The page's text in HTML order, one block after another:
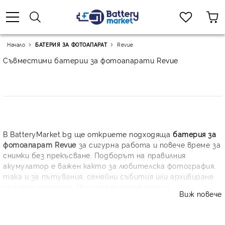
Начало БАТЕРИЯ ЗА ФОТОАПАРАТ Revue
Съвместими батерии за фотоапарати Revue
В BatteryMarket.bg ще откриете подходяща батерия за
фотоапарат Revueза сигурна работа и повече време за
снимки без прекъсване. Подборът на правилния
акумулатор е важен както за любителска фотография,
така и за пътувания, семейни събития или архивиране
ориентирани към съвместимост, стабилно напрежение
Виж повече